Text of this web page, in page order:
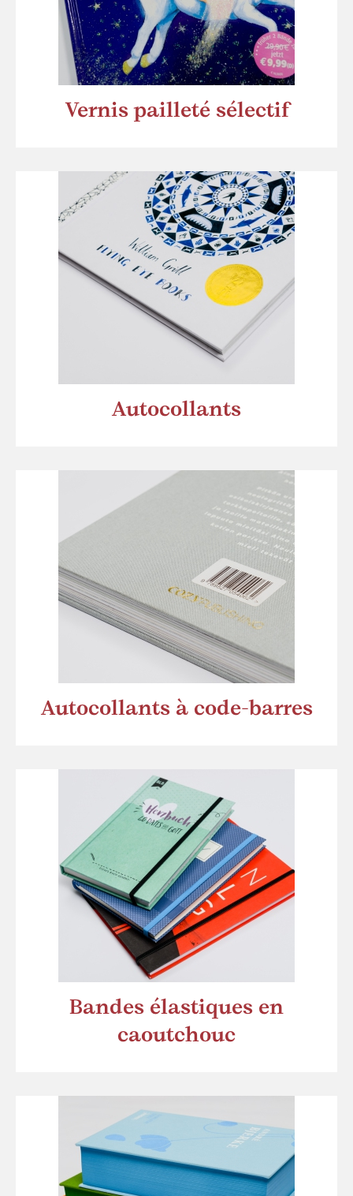
Vernis pailleté sélectif
Autocollants
Autocollants à code-barres
Bandes élastiques en
caoutchouc